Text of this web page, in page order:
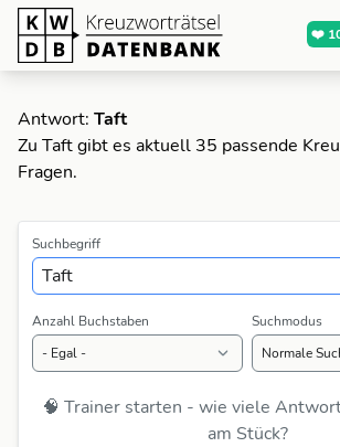
❤️
Antwort: Taft
Zu Taft gibt es aktuell 35 passende
Fragen.
Suchbegriff
Anzahl Buchstaben Suchmodus
🧠 Trainer starten - wie viele
am Stück?